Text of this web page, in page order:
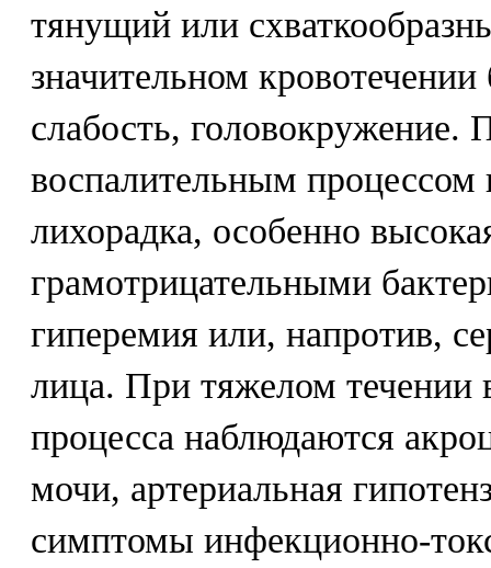
тянущий или
значительном
слабость, головокружение.
воспалительным
лихорадка, особенно
грамотрицательными
гиперемия или, напротив,
лица. При тяжелом течении
процесса наблюдаются
мочи, артериальная
симптомы инфекционно-